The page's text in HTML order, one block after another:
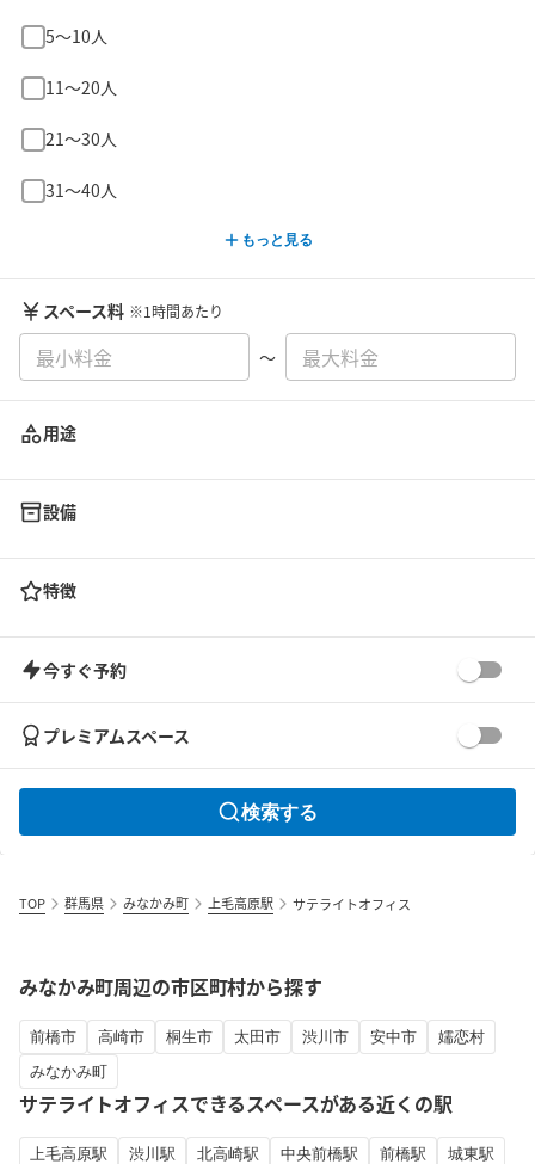
5〜10人
11〜20人
21〜30人
31〜40人
もっと見る
スペース料 ※1時間あたり
〜
用途
設備
特徴
今すぐ予約
プレミアムスペース
検索する
TOP 群馬県 みなかみ町 上毛高原駅 サテライトオフィス
みなかみ町周辺の市区町村から探す
前橋市 高崎市 桐生市 太田市 渋川市 安中市
嬬恋村
みなかみ町
サテライトオフィスできるスペースがある近くの駅
上毛高原駅 渋川駅 北高崎駅 中央前橋駅 前橋駅
城東駅